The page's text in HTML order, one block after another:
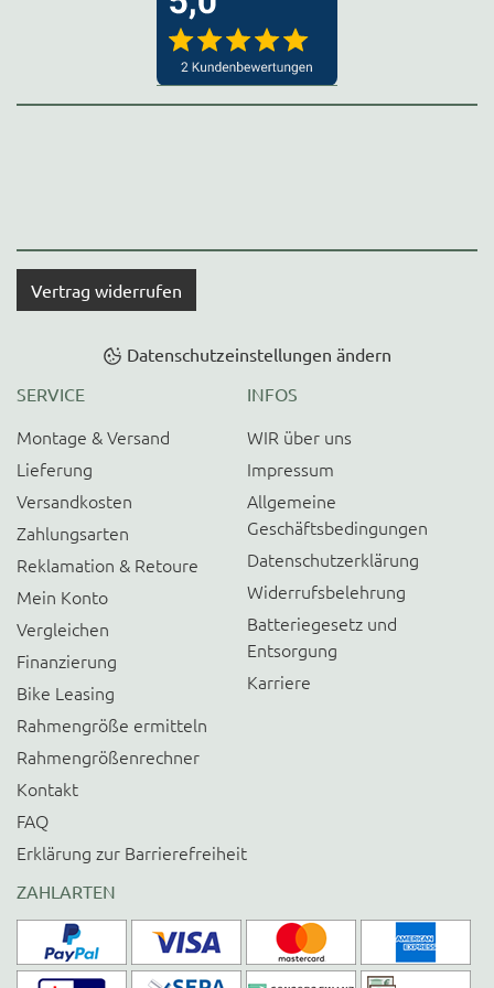
Vertrag widerrufen
Datenschutzeinstellungen ändern
SERVICE
Montage & Versand
Lieferung
Versandkosten
Zahlungsarten
Reklamation & Retoure
Mein Konto
Vergleichen
Finanzierung
Bike Leasing
Rahmengröße ermitteln
Rahmengrößenrechner
Kontakt
FAQ
Erklärung zur Barrierefreiheit
INFOS
WIR über uns
Impressum
Allgemeine
Geschäftsbedingungen
Datenschutzerklärung
Widerrufsbelehrung
Batteriegesetz und
Entsorgung
Karriere
ZAHLARTEN